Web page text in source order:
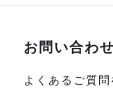
お問い合わせ
よくあるご質